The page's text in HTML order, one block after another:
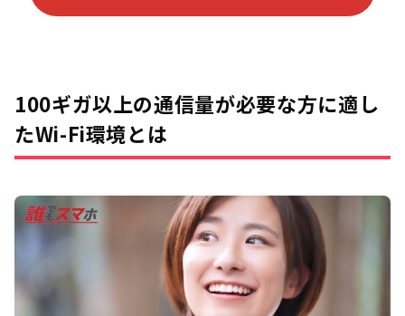
100ギガ以上の通信量が必要な方に適し
たWi-Fi環境とは